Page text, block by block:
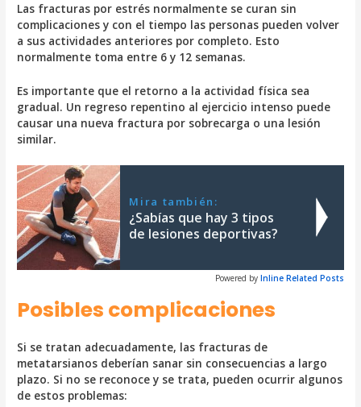
Las fracturas por estrés normalmente se curan sin
complicaciones y con el tiempo las personas pueden volver
a sus actividades anteriores por completo. Esto
normalmente toma entre 6 y 12 semanas.
Es importante que el retorno a la actividad física sea
gradual. Un regreso repentino al ejercicio intenso puede
causar una nueva fractura por sobrecarga o una lesión
similar.
Mira también:
¿Sabías que hay 3 tipos
de lesiones deportivas?
Powered by Inline Related Posts
Posibles complicaciones
Si se tratan adecuadamente, las fracturas de
metatarsianos deberían sanar sin consecuencias a largo
plazo. Si no se reconoce y se trata, pueden ocurrir algunos
de estos problemas: